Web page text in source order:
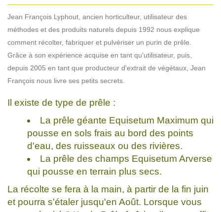
Jean François Lyphout, ancien horticulteur, utilisateur des
méthodes et des produits naturels depuis 1992 nous explique
comment récolter, fabriquer et pulvériser un purin de prêle.
Grâce à son expérience acquise en tant qu'utilisateur, puis,
depuis 2005 en tant que producteur d'extrait de végétaux, Jean
François nous livre ses petits secrets.
Il existe de type de prêle :
La prêle géante Equisetum Maximum qui
pousse en sols frais au bord des points
d'eau, des ruisseaux ou des rivières.
La prêle des champs Equisetum Arverse
qui pousse en terrain plus secs.
La récolte se fera à la main, à partir de la fin juin
et pourra s'étaler jusqu'en Août. Lorsque vous